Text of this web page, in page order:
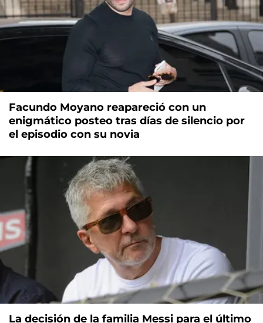
Facundo Moyano reapareció con un
enigmático posteo tras días de silencio por
el episodio con su novia
La decisión de la familia Messi para el último